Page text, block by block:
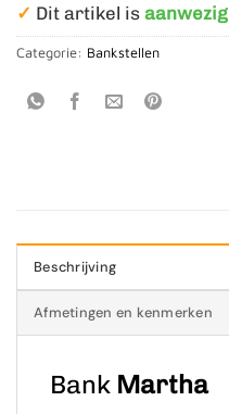
✓ Dit artikel is aanwezig
Categorie: Bankstellen
Beschrijving
Afmetingen en kenmerken
Bank Martha